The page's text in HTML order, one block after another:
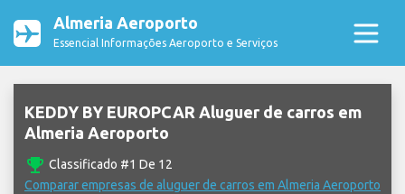
Almeria Aeroporto
Essencial Informações Aeroporto e Serviços
KEDDY BY EUROPCAR Aluguer de carros em
Almeria Aeroporto
emoji_events Classificado #1 De 12
Comparar empresas de aluguer de carros em Almeria Aeroporto